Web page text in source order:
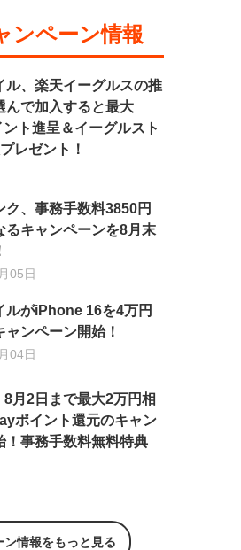
ンペーン情報
ル、楽天イーグルスの推
んで加入すると最大
ト進呈＆イーグルスト
レゼント！
ク、事務手数料3850円
るキャンペーンを8月末
05日
ルがiPhone 16を4万円
ャンペーン開始！
04日
8月2日まで最大2万円相
ポイント還元のキャン
！事務手数料無料特典
情報をもっと見る